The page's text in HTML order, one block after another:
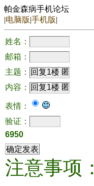
帕金森病手机论坛
|电脑版|手机版|
姓名：
邮箱：
主题：
内容：
表情：
验证：
6950
注意事项：